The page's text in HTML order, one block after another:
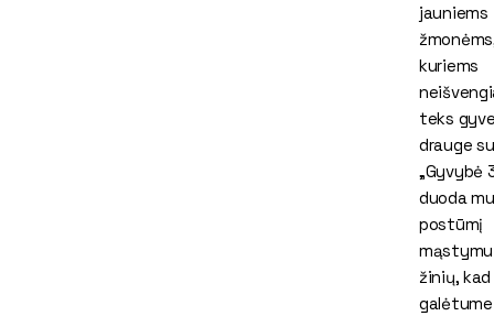
jauniems
kuriems
teks
drauge
„Gyvybė
duoda
postūmį
žinių, kad
galėtume